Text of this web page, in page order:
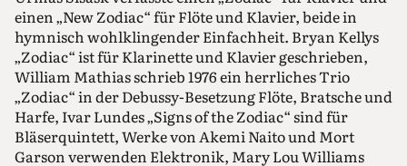
einen „New Zodiac“ für Flöte und Klavier, beide in
hymnisch wohlklingender Einfachheit. Bryan Kellys
„Zodiac“ ist für Klarinette und Klavier geschrieben,
William Mathias schrieb 1976 ein herrliches Trio
„Zodiac“ in der Debussy-Besetzung Flöte, Bratsche und
Harfe, Ivar Lundes „Signs of the Zodiac“ sind für
Bläserquintett, Werke von Akemi Naito und Mort
Garson verwenden Elektronik, Mary Lou Williams